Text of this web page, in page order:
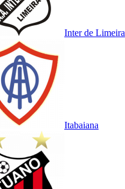
Inter de Limeira
Itabaiana